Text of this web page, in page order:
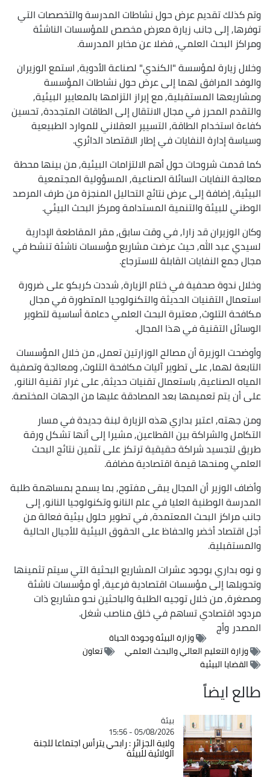
وتم كذلك تقديم عرض حول نشاطات المدرسة والتخصصات التي
توفرها, إلى جانب زيارة معرض مخصص للمؤسسات الناشئة
ومراكز البحث العلمي, فضلا عن مخابر المدرسة.
وخلال زيارة لمؤسسة "الكندي" لصناعة الأدوية, استمع الوزيران
والوفد المرافق لهما إلى عرض حول نشاطات المؤسسة
ومشاريعها المستقبلية, مع إبراز التزامها بالمعايير البيئية,
والتقدم المحرز في مجال الانتقال إلى الطاقات المتجددة, تحسين
كفاءة استخدام الطاقة, التسيير العقلاني للموارد الطبيعية
وسياسة إدارة النفايات في إطار الاقتصاد الدائري.
كما قدمت شروحات حول أهم الالتزامات البيئية, من بينها محطة
معالجة النفايات السائلة الصناعية, المسؤولية المجتمعية
البيئية, إضافة إلى عرض نتائج التحاليل المنجزة من طرف المرصد
الوطني للبيئة والتنمية المستدامة ومركز البحث البيئي.
وكان الوزيران قد زارا, في وقت سابق, مقر المقاطعة الإدارية
لسيدي عبد الله, حيث عرضت مشاريع مؤسسات ناشئة تنشط في
مجال جمع النفايات القابلة للاسترجاع.
وخلال ندوة صحفية في ختام الزيارة, شددت كريكو على ضرورة
استعمال التقنيات الحديثة والتكنولوجيا المتطورة في مجال
مكافحة التلوث, معتبرة البحث العلمي دعامة أساسية لتطوير
الوسائل التقنية في هذا المجال.
وأوضحت الوزيرة أن مصالح الوزارتين تعمل, من خلال المؤسسات
التابعة لهما, على تطوير آليات مكافحة التلوث, ومعالجة وتصفية
المياه الصناعية, باستعمال تقنيات حديثة, على غرار تقنية النانو,
على أن يتم تعميمها بعد المصادقة عليها من الجهات المختصة.
ومن جهته, اعتبر بداري هذه الزيارة لبنة جديدة في مسار
التكامل والشراكة بين القطاعين, مشيرا إلى أنها تشكل ورقة
طريق لتجسيد شراكة حقيقية ترتكز على تثمين نتائج البحث
العلمي ومنحها قيمة اقتصادية مضافة.
وأضاف الوزير أن المجال يبقى مفتوح, بما يسمح بمساهمة طلبة
المدرسة الوطنية العليا في علم النانو وتكنولوجيا النانو, إلى
جانب مراكز البحث المعتمدة, في تطوير حلول بيئية فعالة من
أجل اقتصاد أخضر والحفاظ على الحقوق البيئية للأجيال الحالية
والمستقبلية.
و نوه بداري بوجود عشرات المشاريع البحثية التي سيتم تثمينها
وتحويلها إلى مؤسسات اقتصادية فرعية, أو مؤسسات ناشئة
ومصغرة, من خلال توجيه الطلبة والباحثين نحو مشاريع ذات
مردود اقتصادي تساهم في خلق مناصب شغل.
المصدروأج
وزارة البيئة وجودة الحياة
وزارة التعليم العالي والبحث العلمي
تعاون
القضايا البيئية
طالع ايضاً
Catégorie
بيئة
05/08/2026 - 15:56
ولاية الجزائر : رابحي يترأس اجتماعا للجنة
الولائية للبيئة